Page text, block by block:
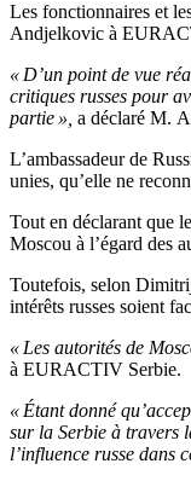
Les fonctionnaires et
Andjelkovic à
« D’un point de vue
critiques russes pour
partie », a déclaré M.
L’ambassadeur de
unies, qu’elle ne
Tout en déclarant que
Moscou à l’égard des
Toutefois, selon
intérêts russes soient
« Les autorités de
à EURACTIV Serbie.
« Étant donné
sur la Serbie à travers
l’influence russe dans